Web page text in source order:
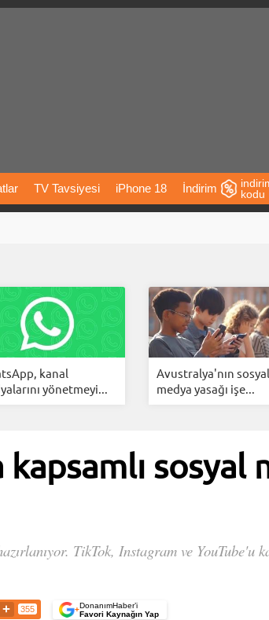
TV Tavsiyesi iPhone 18 İndirim
Çöktü Mü
kodu
kanal
yönetmeyi...
Avustralya'nın sosyal
medya yasağı işe...
sosyal
TikTok, Instagram ve YouTube'u
355 +DonanımHaber’i
Favori Kaynağın Yap